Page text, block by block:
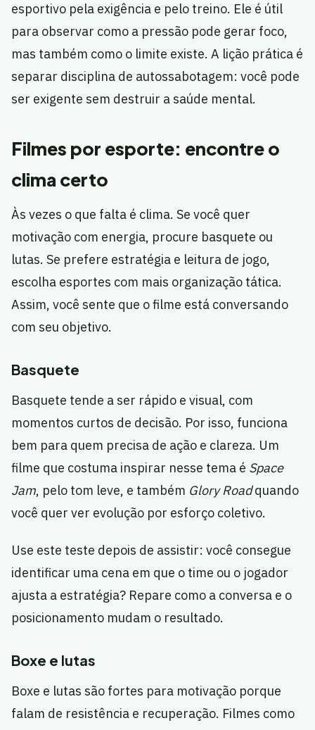
esportivo pela exigência e pelo treino. Ele é útil
para observar como a pressão pode gerar foco,
mas também como o limite existe. A lição prática é
separar disciplina de autossabotagem: você pode
ser exigente sem destruir a saúde mental.
Filmes por esporte: encontre o
clima certo
Às vezes o que falta é clima. Se você quer
motivação com energia, procure basquete ou
lutas. Se prefere estratégia e leitura de jogo,
escolha esportes com mais organização tática.
Assim, você sente que o filme está conversando
com seu objetivo.
Basquete
Basquete tende a ser rápido e visual, com
momentos curtos de decisão. Por isso, funciona
bem para quem precisa de ação e clareza. Um
filme que costuma inspirar nesse tema é Space
Jam, pelo tom leve, e também Glory Roadquando
você quer ver evolução por esforço coletivo.
Use este teste depois de assistir: você consegue
identificar uma cena em que o time ou o jogador
ajusta a estratégia? Repare como a conversa e o
posicionamento mudam o resultado.
Boxe e lutas
Boxe e lutas são fortes para motivação porque
falam de resistência e recuperação. Filmes como